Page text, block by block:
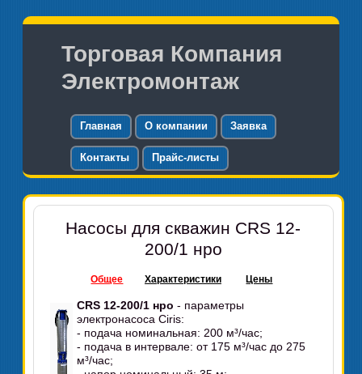
Торговая Компания
Электромонтаж
Главная О компании Заявка
Контакты Прайс-листы
Насосы для скважин CRS 12-
200/1 нро
Общее Характеристики Цены
CRS 12-200/1 нро - параметры
электронасоса Ciris:
- подача номинальная: 200 м³/час;
- подача в интервале: от 175 м³/час до 275
м³/час;